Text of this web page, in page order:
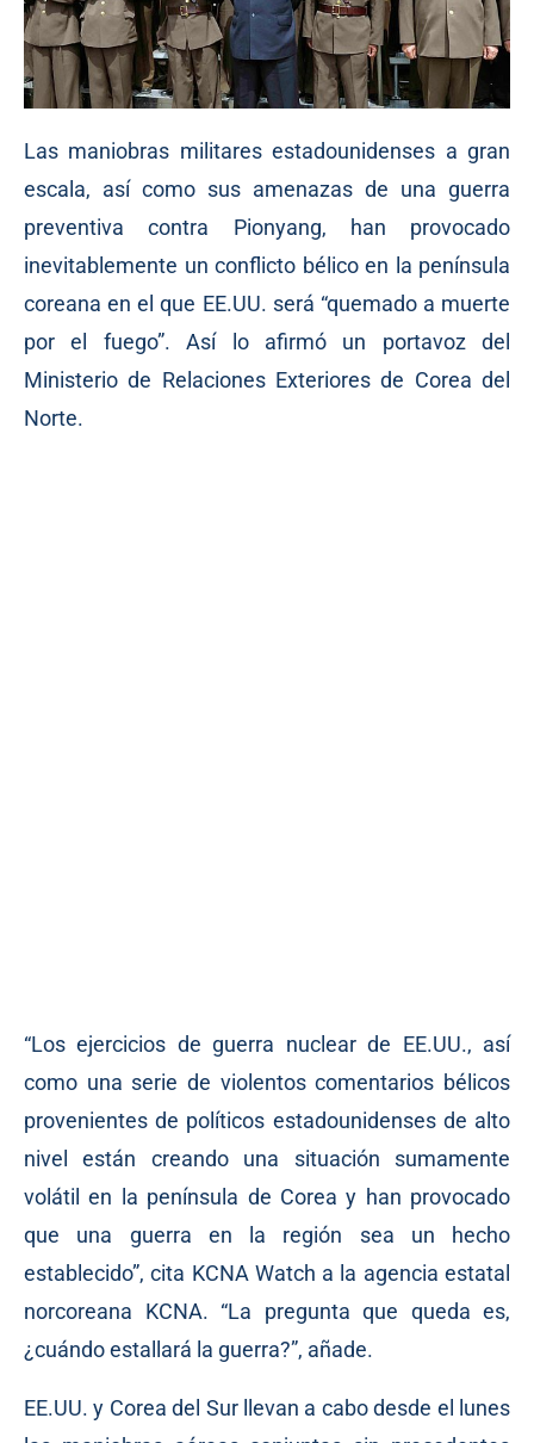
Las maniobras militares estadounidenses a gran
escala, así como sus amenazas de una guerra
preventiva contra Pionyang, han provocado
inevitablemente un conflicto bélico en la península
coreana en el que EE.UU. será “quemado a muerte
por el fuego”. Así lo afirmó un portavoz del
Ministerio de Relaciones Exteriores de Corea del
Norte.
“Los ejercicios de guerra nuclear de EE.UU., así
como una serie de violentos comentarios bélicos
provenientes de políticos estadounidenses de alto
nivel están creando una situación sumamente
volátil en la península de Corea y han provocado
que una guerra en la región sea un hecho
establecido”, cita KCNA Watch a la agencia estatal
norcoreana KCNA. “La pregunta que queda es,
¿cuándo estallará la guerra?”, añade.
EE.UU. y Corea del Sur llevan a cabo desde el lunes